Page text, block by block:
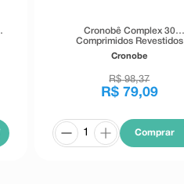
Cronobê Complex 30
Comprimidos Revestidos
Cronobe
R$ 98,37
R$ 79,09
Comprar